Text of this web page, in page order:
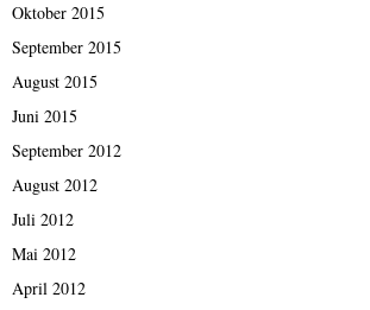
Oktober 2015
September 2015
August 2015
Juni 2015
September 2012
August 2012
Juli 2012
Mai 2012
April 2012